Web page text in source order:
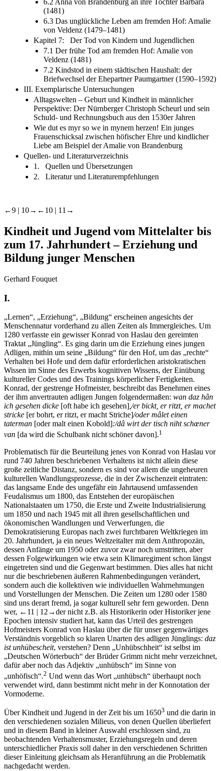
6.2 Anna von Brandenburg an ihre Tochter Barbara
(1481)
6.3 Das unglückliche Leben am fremden Hof: Amalie
von Veldenz (1479–1481)
Kapitel 7: Der Tod von Kindern und Jugendlichen
7.1 Der frühe Tod am fremden Hof: Amalie von
Veldenz (1481)
7.2 Kindstod in einem städtischen Haushalt: der
Briefwechsel der Ehepartner Paumgartner (1590–1592)
III. Exemplarische Untersuchungen
Alltagswelten – Geburt und Kindheit in männlicher
Perspektive: Der Nürnberger Christoph Scheurl und sein
Schuld- und Rechnungsbuch aus den 1530er Jahren
Wie dut es myr so we in mynem herzen! Ein junges
Frauenschicksal zwischen höfischer Ehre und kindlicher
Liebe am Beispiel der Amalie von Brandenburg
Quellen- und Literaturverzeichnis
1. Quellen und Übersetzungen
2. Literatur und Literaturempfehlungen
←9 | 10→ ←10 | 11→
Kindheit und Jugend vom Mittelalter bis
zum 17. Jahrhundert – Erziehung und
Bildung junger Menschen
Gerhard Fouquet
I.
„Lernen“, „Erziehung“, „Bildung“ erscheinen angesichts der
Menschennatur vorderhand zu allen Zeiten als Immergleiches. Um
1280 verfasste ein gewisser Konrad von Haslau den gereimten
Traktat „Jüngling“. Es ging darin um die Erziehung eines jungen
Adligen, mithin um seine „Bildung“ für den Hof, um das „rechte“
Verhalten bei Hofe und dem dafür erforderlichen aristokratischen
Wissen im Sinne des Erwerbs kognitiven Wissens, der Einübung
kultureller Codes und des Trainings körperlicher Fertigkeiten.
Konrad, der gestrenge Hofmeister, beschreibt das Benehmen eines
der ihm anvertrauten adligen Jungen folgendermaßen: wan daz hân
ich gesehen dicke [oft habe ich gesehen] ,/er bickt, er ritzt, er machet
stricke [er bohrt, er ritzt, er macht Striche]/oder mâlet einen
taterman [oder malt einen Kobold]:/dâ wirt der tisch niht schœner
van [da wird die Schulbank nicht schöner davon].1
Problematisch für die Beurteilung jenes von Konrad von Haslau vor
rund 740 Jahren beschriebenen Verhaltens ist nicht allein diese
große zeitliche Distanz, sondern es sind vor allem die ungeheuren
kulturellen Wandlungsprozesse, die in der Zwischenzeit eintraten:
das langsame Ende des ungefähr ein Jahrtausend umfassenden
Feudalismus um 1800, das Entstehen der europäischen
Nationalstaaten um 1750, die Erste und Zweite Industrialisierung
um 1850 und nach 1945 mit all ihren gesellschaftlichen und
ökonomischen Wandlungen und Verwerfungen, die
Demokratisierung Europas nach zwei furchtbaren Weltkriegen im
20. Jahrhundert, ja ein neues Weltzeitalter mit dem Anthropozän,
dessen Anfänge um 1950 oder zuvor zwar noch umstritten, aber
dessen Folgewirkungen wie etwa sein Klimaregiment schon längst
eingetreten sind und die Gegenwart bestimmen. Dies alles hat nicht
nur die beschriebenen äußeren Rahmenbedingungen verändert,
sondern auch die kollektiven wie individuellen Wahrnehmungen
und Vorstellungen der Menschen. Die Zeiten um 1280 oder 1580
sind uns derart fremd, ja sogar kulturell sehr fern geworden. Denn
wer, ←11 | 12→der nicht z.B. als Historikerin oder Historiker jene
Epochen intensiv studiert hat, kann das Urteil des gestrengen
Hofmeisters Konrad von Haslau über die für unser gegenwärtiges
Verständnis vorgeblich so klaren Unarten des adligen Jünglings: daz
ist unhübescheit, verstehen? Denn „Unhübschheit“ ist selbst im
„Deutschen Wörterbuch“ der Brüder Grimm nicht mehr verzeichnet,
dafür aber noch das Adjektiv „unhübsch“ im Sinne von
„unhöfisch“.2 Und wenn das Wort „unhübsch“ überhaupt noch
verwendet wird, dann bestimmt nicht mehr in der Konnotation der
Vormoderne.
Über Kindheit und Jugend in der Zeit bis um 16503 und die darin in
den verschiedenen sozialen Milieus, von denen Quellen überliefert
und in diesem Band in kleiner Auswahl erschlossen sind, zu
beobachtenden Verhaltensmuster, Erziehungsregeln und deren
unterschiedlicher Praxis soll daher in den verschiedenen Schritten
dieser Einleitung gleichsam als Heranführung an die Problematik
nachgedacht werden.